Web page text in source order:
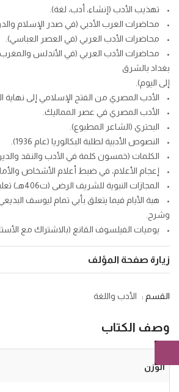
• تهذيب الأدب (إنشاء، أدب، لغة).
• محاضرات العرب الأدبي (في صدر الإسلام
• محاضرات الأدب العربي (في العصر العباسي).
• محاضرات الأدب العربي (في الأندلس
بغداد بالشرق
إلى اليوم).
• الأدب المصري من الفتح الإسلامي إلى نهاية
• الأدب المصري في عصر المماليك.
• البحتري (الشاعر المطبوع).
• النصوص الأدبية لطلبة البكالوريا (عام 1936).
• الكلمات (خمسون كلمة في الأدب والنقد
• إعجام الأعلام، في ضبط أعلام الأشخاص
• المجازات النبوية للشريف الرضى (ت406هـ) تعليق وشرح.
وشرح.
• يوميات الفيلسوف القانع (بالاشتراك مع
زيارة صفحة المؤلف
القسم : الأدب واللغة
وصف الكتاب
الوزن